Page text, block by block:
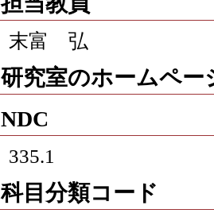
末富 弘
研究室のホームペー
NDC
335.1
科目分類コード